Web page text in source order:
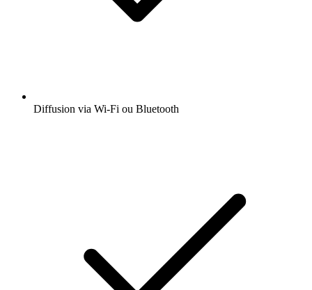
Diffusion via Wi-Fi ou Bluetooth